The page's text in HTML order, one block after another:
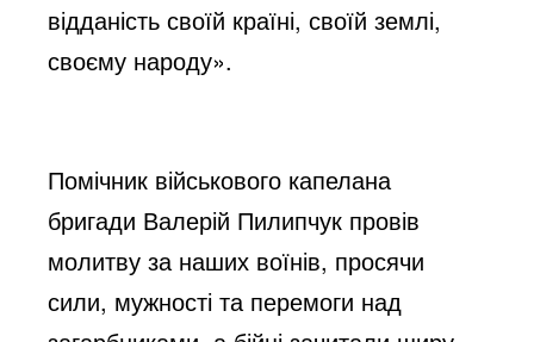
відданість своїй країні, своїй землі,
своєму народу».
Помічник військового капелана
бригади Валерій Пилипчук провів
молитву за наших воїнів, просячи
сили, мужності та перемоги над